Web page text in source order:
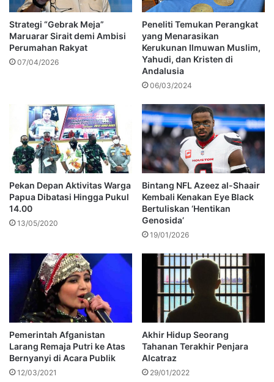
Strategi “Gebrak Meja”
Maruarar Sirait demi Ambisi
Perumahan Rakyat
07/04/2026
Peneliti Temukan Perangkat
yang Menarasikan
Kerukunan Ilmuwan Muslim,
Yahudi, dan Kristen di
Andalusia
06/03/2024
Pekan Depan Aktivitas Warga
Papua Dibatasi Hingga Pukul
14.00
13/05/2020
Bintang NFL Azeez al-Shaair
Kembali Kenakan Eye Black
Bertuliskan ‘Hentikan
Genosida’
19/01/2026
Pemerintah Afganistan
Larang Remaja Putri ke Atas
Bernyanyi di Acara Publik
12/03/2021
Akhir Hidup Seorang
Tahanan Terakhir Penjara
Alcatraz
29/01/2022